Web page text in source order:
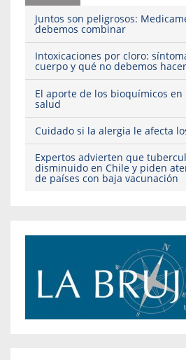
Juntos son peligrosos:
debemos combinar
Intoxicaciones por cloro:
cuerpo y qué no debemos hacer
El aporte de los bioquímicos
salud
Cuidado si la alergia le afecta
Expertos advierten que
disminuido en Chile y piden
de países con baja vacunación